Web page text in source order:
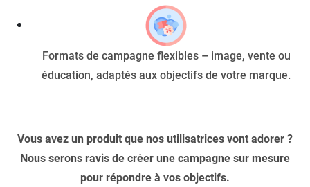
Formats de campagne flexibles – image, vente ou
éducation, adaptés aux objectifs de votre marque.
Vous avez un produit que nos utilisatrices vont adorer ?
Nous serons ravis de créer une campagne sur mesure
pour répondre à vos objectifs.